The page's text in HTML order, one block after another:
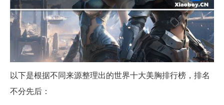
以下是根据不同来源整理出的世界十大美胸排行榜，排名
不分先后：